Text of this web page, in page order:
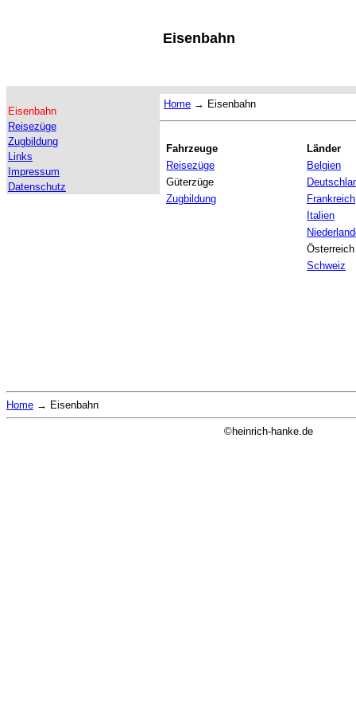
Eisenbahn
Eisenbahn
Reisezüge
Zugbildung
Links
Impressum
Datenschutz
Home → Eisenbahn
Fahrzeuge
Reisezüge
Güterzüge
Zugbildung
Länder
Belgien
Frankreich
Italien
Österreich
Schweiz
Home → Eisenbahn
©heinrich-hanke.de